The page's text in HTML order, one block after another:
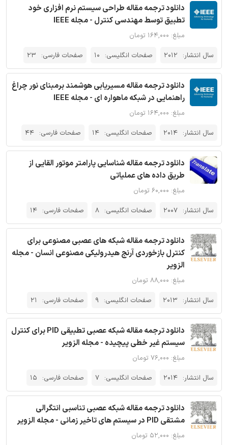
دانلود ترجمه مقاله طراحی سیستم نرم افزاری خود
تطبیق توسط مهندسی کنترل - مجله IEEE
مبلغ: ۱۶۴,۰۰۰ تومان
سال انتشار: 2012 صفحات انگلیسی: 10 صفحات فارسی: 23
دانلود ترجمه مقاله مسیریابی هوشمند برمبنای نور چراغ
راهنمایی در شبکه ماهواره ای - مجله IEEE
مبلغ: ۱۶۴,۰۰۰ تومان
سال انتشار: 2014 صفحات انگلیسی: 14 صفحات فارسی: 44
دانلود ترجمه مقاله شناسایی پارامتر موتور القایی از
طریق داده های عملیاتی
مبلغ: ۶۰,۰۰۰ تومان
سال انتشار: 2007 صفحات انگلیسی: 8 صفحات فارسی: 14
دانلود ترجمه مقاله شبکه های عصبی مصنوعی برای
کنترل بازخوردی آرنج هیدرولیکی مصنوعی انسان - مجله
الزویر
مبلغ: ۸۸,۰۰۰ تومان
سال انتشار: 2013 صفحات انگلیسی: 9 صفحات فارسی: 21
دانلود ترجمه مقاله شبکه عصبی تطبیقی PID برای کنترل
سیستم غیر خطی پیچیده - مجله الزویر
مبلغ: ۷۶,۰۰۰ تومان
سال انتشار: 2014 صفحات انگلیسی: 7 صفحات فارسی: 15
دانلود ترجمه مقاله شبکه عصبی تناسبی انتگرالی
مشتقی PID در سیستم های تاخیر زمانی - مجله الزویر
مبلغ: ۵۲,۰۰۰ تومان